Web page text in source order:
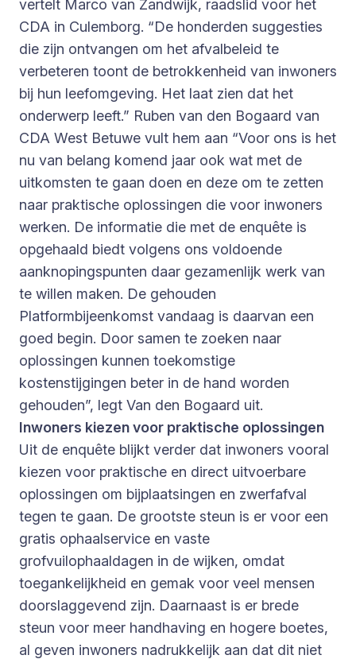
vertelt Marco van Zandwijk, raadslid voor het
CDA in Culemborg. “De honderden suggesties
die zijn ontvangen om het afvalbeleid te
verbeteren toont de betrokkenheid van inwoners
bij hun leefomgeving. Het laat zien dat het
onderwerp leeft.” Ruben van den Bogaard van
CDA West Betuwe vult hem aan “Voor ons is het
nu van belang komend jaar ook wat met de
uitkomsten te gaan doen en deze om te zetten
naar praktische oplossingen die voor inwoners
werken. De informatie die met de enquête is
opgehaald biedt volgens ons voldoende
aanknopingspunten daar gezamenlijk werk van
te willen maken. De gehouden
Platformbijeenkomst vandaag is daarvan een
goed begin. Door samen te zoeken naar
oplossingen kunnen toekomstige
kostenstijgingen beter in de hand worden
gehouden”, legt Van den Bogaard uit.
Inwoners kiezen voor praktische oplossingen
Uit de enquête blijkt verder dat inwoners vooral
kiezen voor praktische en direct uitvoerbare
oplossingen om bijplaatsingen en zwerfafval
tegen te gaan. De grootste steun is er voor een
gratis ophaalservice en vaste
grofvuilophaaldagen in de wijken, omdat
toegankelijkheid en gemak voor veel mensen
doorslaggevend zijn. Daarnaast is er brede
steun voor meer handhaving en hogere boetes,
al geven inwoners nadrukkelijk aan dat dit niet